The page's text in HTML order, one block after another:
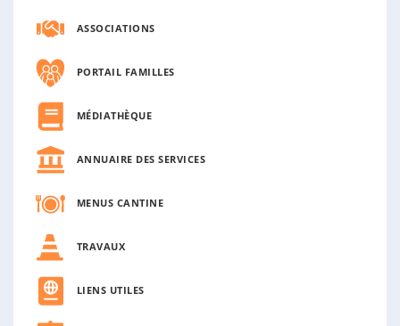
ASSOCIATIONS
PORTAIL FAMILLES
MÉDIATHÈQUE
ANNUAIRE DES SERVICES
MENUS CANTINE
TRAVAUX
LIENS UTILES